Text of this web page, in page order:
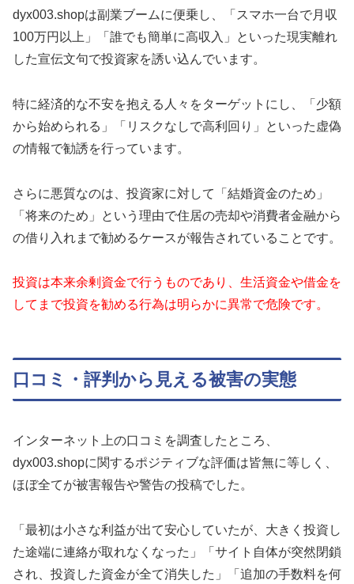
dyx003.shopは副業ブームに便乗し、「スマホ一台で月収
100万円以上」「誰でも簡単に高収入」といった現実離れ
した宣伝文句で投資家を誘い込んでいます。
特に経済的な不安を抱える人々をターゲットにし、「少額
から始められる」「リスクなしで高利回り」といった虚偽
の情報で勧誘を行っています。
さらに悪質なのは、投資家に対して「結婚資金のため」
「将来のため」という理由で住居の売却や消費者金融から
の借り入れまで勧めるケースが報告されていることです。
投資は本来余剰資金で行うものであり、生活資金や借金を
してまで投資を勧める行為は明らかに異常で危険です。
口コミ・評判から見える被害の実態
インターネット上の口コミを調査したところ、
dyx003.shopに関するポジティブな評価は皆無に等しく、
ほぼ全てが被害報告や警告の投稿でした。
「最初は小さな利益が出て安心していたが、大きく投資し
た途端に連絡が取れなくなった」「サイト自体が突然閉鎖
され、投資した資金が全て消失した」「追加の手数料を何